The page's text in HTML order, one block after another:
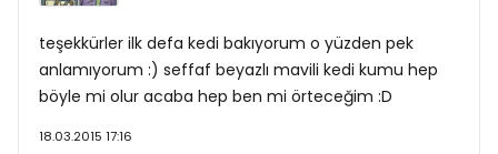
teşekkürler ilk defa kedi bakıyorum o yüzden pek
anlamıyorum :) seffaf beyazlı mavili kedi kumu hep
böyle mi olur acaba hep ben mi örteceğim :D
18.03.2015 17:16